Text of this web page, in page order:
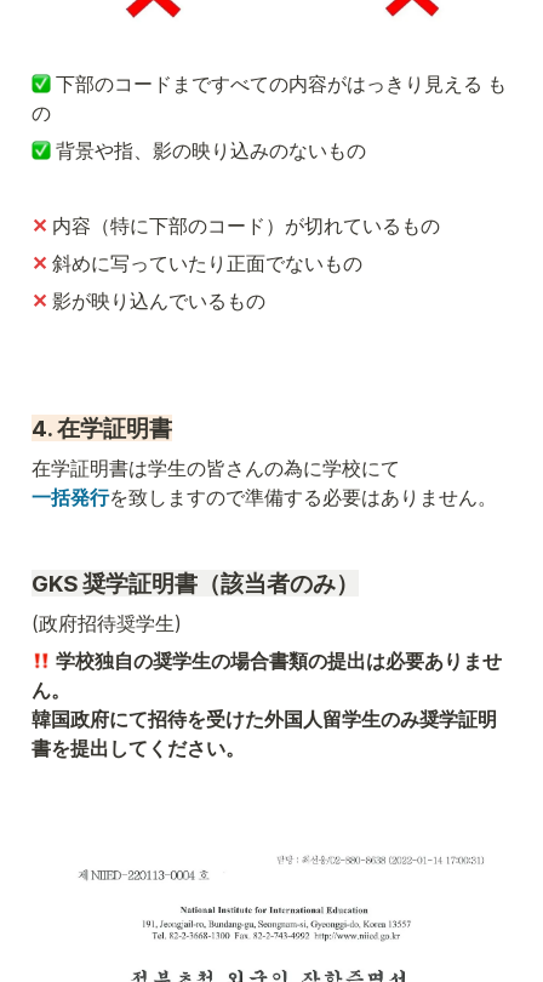
下部のコードまですべての内容がはっきり見える も
の
背景や指、影の映り込みのないもの
✕ 内容（特に下部のコード）が切れているもの
✕ 斜めに写っていたり正面でないもの
✕ 影が映り込んでいるもの
4. 在学証明書
一括発行を致しますので準備する必要はありません。
GKS 奨学証明書 （該当者のみ）
(政府招待奨学生)
学校独自の奨学生の場合書類の提出は必要ありませ
ん。
韓国政府にて招待を受けた外国人留学生のみ奨学証明
書を提出してください。